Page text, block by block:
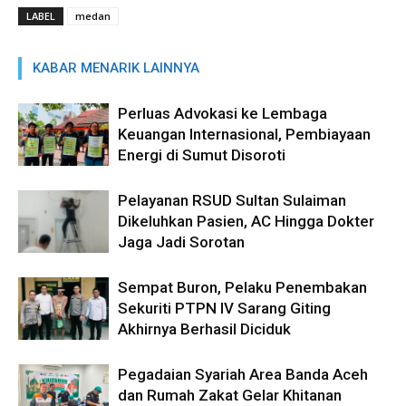
LABEL medan
KABAR MENARIK LAINNYA
Perluas Advokasi ke Lembaga
Keuangan Internasional, Pembiayaan
Energi di Sumut Disoroti
Pelayanan RSUD Sultan Sulaiman
Dikeluhkan Pasien, AC Hingga Dokter
Jaga Jadi Sorotan
Sempat Buron, Pelaku Penembakan
Sekuriti PTPN IV Sarang Giting
Akhirnya Berhasil Diciduk
Pegadaian Syariah Area Banda Aceh
dan Rumah Zakat Gelar Khitanan